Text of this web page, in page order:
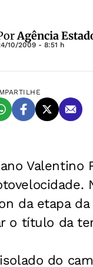
Agência
10/2009 - 8:51 h
Valentino
da etapa
o título da
do